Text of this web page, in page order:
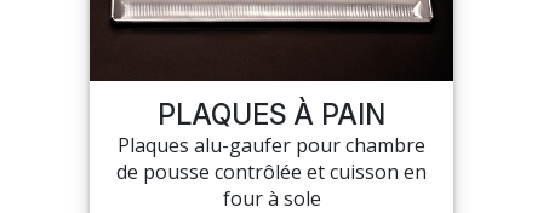
MON COMPTE
MES LISTES
PLAQUES À PAIN
Plaques alu-gaufer pour chambre
de pousse contrôlée et cuisson en
four à sole